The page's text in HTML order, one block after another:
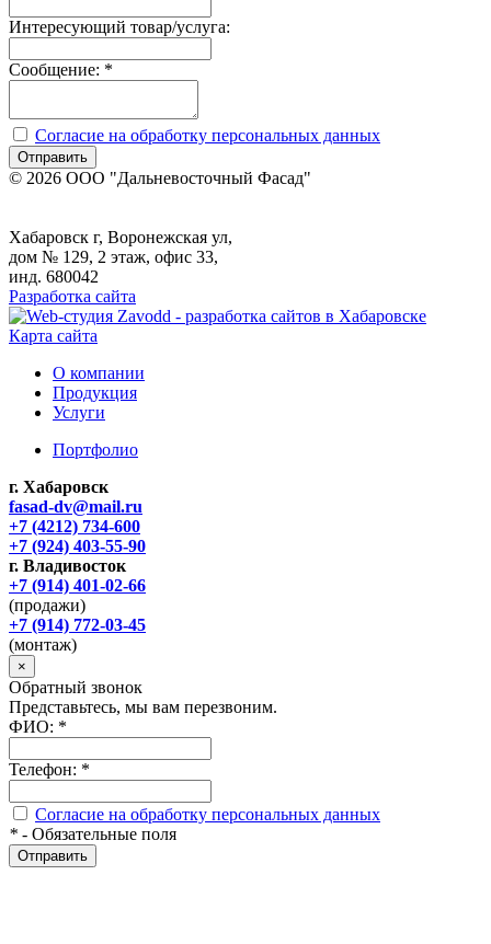
Интересующий товар/услуга:
Сообщение: *
Согласие на обработку персональных данных
Отправить
© 2026 ООО "Дальневосточный Фасад"
Хабаровск г, Воронежская ул,
дом № 129, 2 этаж, офис 33,
инд. 680042
Разработка сайта
Карта сайта
О компании
Продукция
Услуги
Портфолио
г. Хабаровск
fasad-dv@mail.ru
+7 (4212) 734-600
+7 (924) 403-55-90
г. Владивосток
+7 (914) 401-02-66
(продажи)
+7 (914) 772-03-45
(монтаж)
×
Обратный звонок
Представьтесь, мы вам перезвоним.
ФИО: *
Телефон: *
Согласие на обработку персональных данных
* - Обязательные поля
Отправить